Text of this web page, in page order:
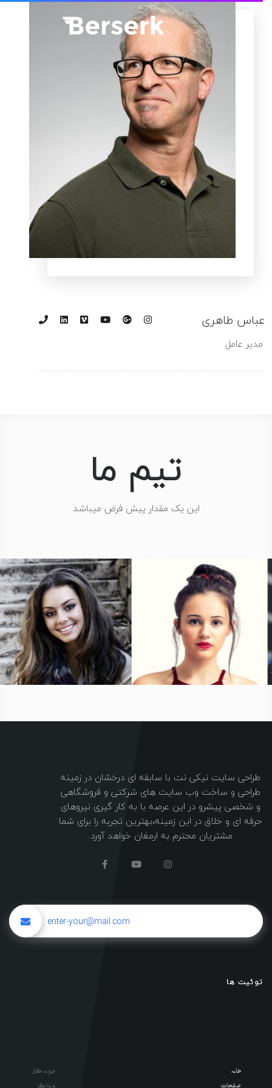
طاهری
مدیر عامل
تیم ما
این یک مقدار پیش فرض میباشد
طراحی سایت نیکی نت با سابقه ای درخشان در زمینه
طراحی و ساخت وب سایت های شرکتی و فروشگاهی
و شخصی پیشرو در این عرصه با به کار گیری نیروهای
حرفه ای و خلاق در این زمینه،بهترین تجربه را برای شما
مشتریان محترم به ارمغان خواهد آورد.
توئیت ها
خانه
صفحات
نمونه کار
وبلاگ